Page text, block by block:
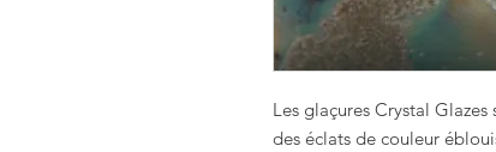
Les glaçures Crystal Glazes
des éclats de couleur